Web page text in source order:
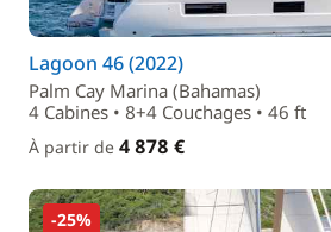
Lagoon 46 (2022)
Palm Cay Marina (Bahamas)
4 Cabines • 8+4 Couchages • 46 ft
À partir de 4 878 €
-25%